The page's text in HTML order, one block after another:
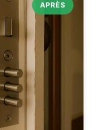
APRÈS